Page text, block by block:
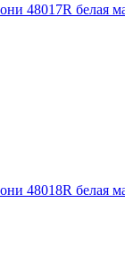
48017R белая
48018R белая